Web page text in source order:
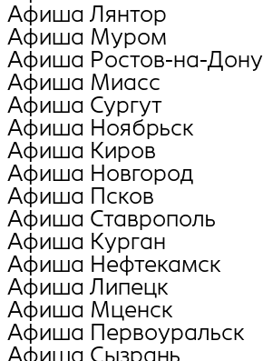
Афиша Лянтор
Афиша Муром
Афиша Ростов-на-Дону
Афиша Миасс
Афиша Сургут
Афиша Ноябрьск
Афиша Киров
Афиша Новгород
Афиша Псков
Афиша Ставрополь
Афиша Курган
Афиша Нефтекамск
Афиша Липецк
Афиша Мценск
Афиша Первоуральск
Афиша Сызрань